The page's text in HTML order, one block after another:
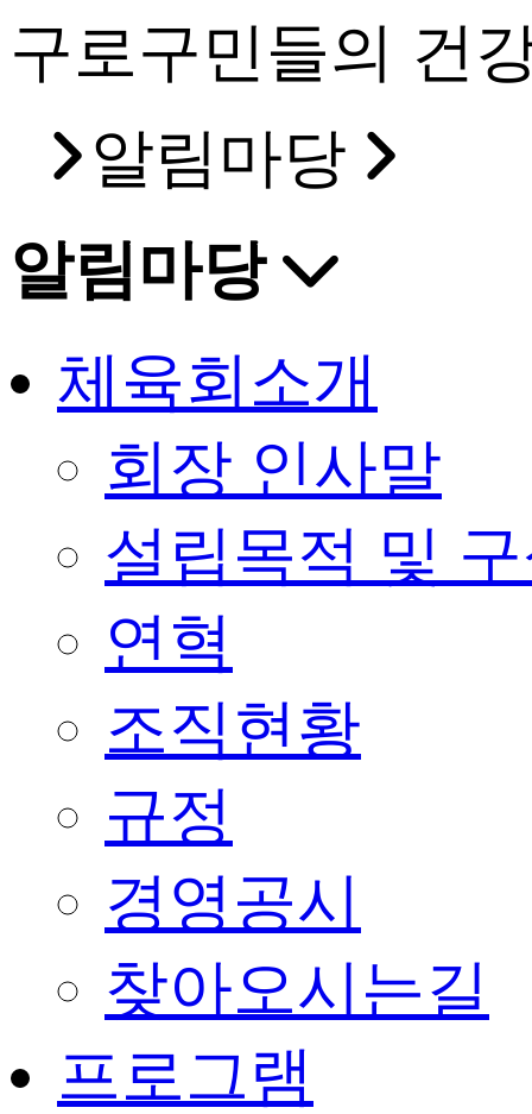
구로구민들의 건
알림마당
알림마당
체육회소개
회장 인사말
설립목적 및
연혁
조직현황
규정
경영공시
찾아오시는길
프로그램